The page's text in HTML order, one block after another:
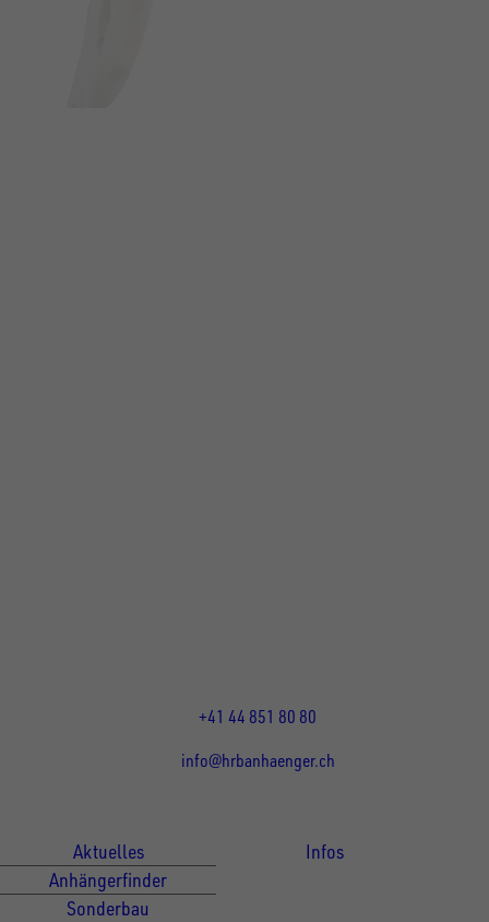
+41 44 851 80 80
info@hrbanhaenger.ch
Aktuelles
Anhängerfinder
Sonderbau
Infos